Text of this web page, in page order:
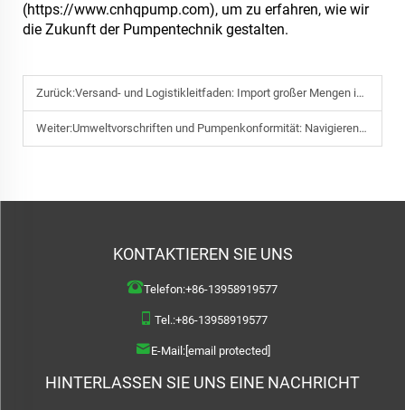
(https://www.cnhqpump.com), um zu erfahren, wie wir
die Zukunft der Pumpentechnik gestalten.
Zurück:Versand- und Logistikleitfaden: Import großer Mengen industrieller Pumpen aus Wenzhou
Weiter:Umweltvorschriften und Pumpenkonformität: Navigieren durch CE, RoHS und mehr
KONTAKTIEREN SIE UNS
Telefon:+86-13958919577
Tel.:+86-13958919577
E-Mail: [email protected]
HINTERLASSEN SIE UNS EINE NACHRICHT